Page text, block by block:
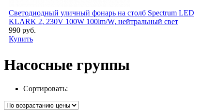
Светодиодный уличный фонарь на столб Spectrum LED
KLARK 2, 230V 100W 100lm/W, нейтральный свет
990 руб.
Купить
Насосные группы
Сортировать: